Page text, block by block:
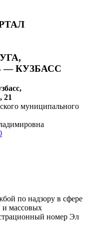
— КУЗБАСС
21
муниципального
по надзору в сфере
и массовых
номер Эл